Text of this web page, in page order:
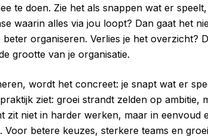
te doen. Zie het als snappen wat er
waarin alles via jou loopt? Dan gaat het
beter organiseren. Verlies je het overzicht?
grootte van je organisatie.
wordt het concreet: je snapt wat er
ziet: groei strandt zelden op ambitie,
zit niet in harder werken, maar in eenvoud
betere keuzes, sterkere teams en